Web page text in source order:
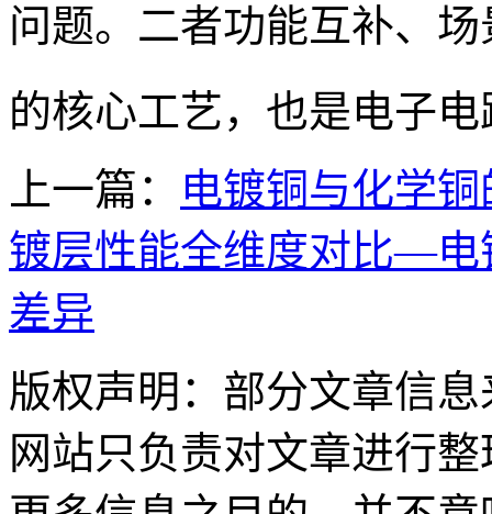
问题。二者功能互补、
的核心工艺，也是电子
上一篇：
电镀铜与化学
镀层性能全维度对比—电
差异
版权声明：部分文章信
网站只负责对文章进行